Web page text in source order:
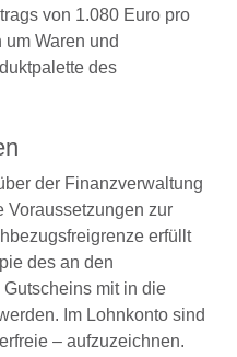
von 1.080 Euro pro
Waren und
des
der Finanzverwaltung
Voraussetzungen zur
erfüllt
des an den
mit in die
Im Lohnkonto sind
– aufzuzeichnen.